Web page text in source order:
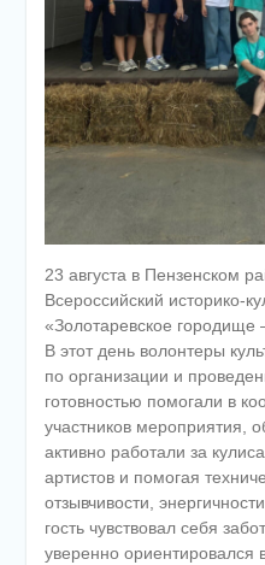
23 августа в Пензенском
Всероссийский историко-
«Золотаревское городище
В этот день волонтеры
по организации и
готовностью помогали в
участников мероприятия,
активно работали за
артистов и помогая
отзывчивости,
гость чувствовал себя
уверенно ориентировался